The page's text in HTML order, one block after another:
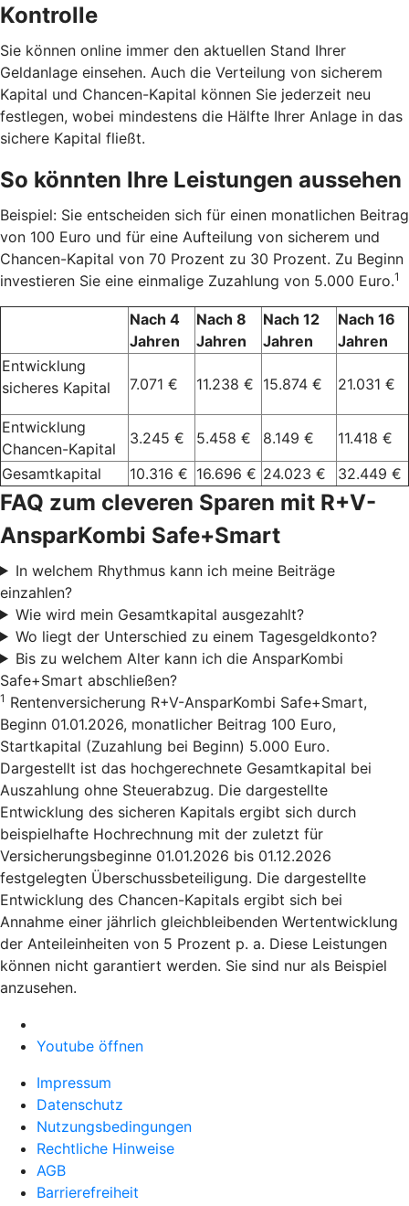
Kontrolle
Sie können online immer den aktuellen Stand Ihrer
Geldanlage einsehen. Auch die Verteilung von sicherem
Kapital und Chancen-Kapital können Sie jederzeit neu
festlegen, wobei mindestens die Hälfte Ihrer Anlage in das
sichere Kapital fließt.
So könnten Ihre Leistungen aussehen
Beispiel: Sie entscheiden sich für einen monatlichen Beitrag
von 100 Euro und für eine Aufteilung von sicherem und
Chancen-Kapital von 70 Prozent zu 30 Prozent. Zu Beginn
investieren Sie eine einmalige Zuzahlung von 5.000 Euro.1
Nach 4
Jahren
Nach 8
Jahren
Nach 12
Jahren
Nach 16
Jahren
Entwicklung
sicheres Kapital
7.071 € 11.238 € 15.874 € 21.031 €
Entwicklung
Chancen-Kapital
3.245 € 5.458 € 8.149 €
11.418 €
Gesamtkapital
10.316 € 16.696 € 24.023 € 32.449 €
FAQ zum cleveren Sparen mit R+V-
AnsparKombi Safe+Smart
In welchem Rhythmus kann ich meine Beiträge
einzahlen?
Wie wird mein Gesamtkapital ausgezahlt?
Wo liegt der Unterschied zu einem Tagesgeldkonto?
Bis zu welchem Alter kann ich die AnsparKombi
Safe+Smart abschließen?
1 Rentenversicherung R+V-AnsparKombi Safe+Smart,
Beginn 01.01.2026, monatlicher Beitrag 100 Euro,
Startkapital (Zuzahlung bei Beginn) 5.000 Euro.
Dargestellt ist das hochgerechnete Gesamtkapital bei
Auszahlung ohne Steuerabzug. Die dargestellte
Entwicklung des sicheren Kapitals ergibt sich durch
beispielhafte Hochrechnung mit der zuletzt für
Versicherungsbeginne 01.01.2026 bis 01.12.2026
festgelegten Überschussbeteiligung. Die dargestellte
Entwicklung des Chancen-Kapitals ergibt sich bei
Annahme einer jährlich gleichbleibenden Wertentwicklung
der Anteileinheiten von 5 Prozent p. a. Diese Leistungen
können nicht garantiert werden. Sie sind nur als Beispiel
anzusehen.
Youtube öffnen
Impressum
Datenschutz
Nutzungsbedingungen
Rechtliche Hinweise
AGB
Barrierefreiheit